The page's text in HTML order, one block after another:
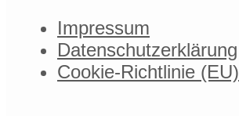
Impressum
Datenschutzerklärung
Cookie-Richtlinie (EU)